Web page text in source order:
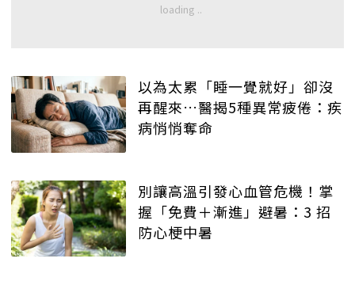
以為太累「睡一覺就好」卻沒
再醒來…醫揭5種異常疲倦：疾
病悄悄奪命
別讓高溫引發心血管危機！掌
握「免費＋漸進」避暑：3 招
防心梗中暑